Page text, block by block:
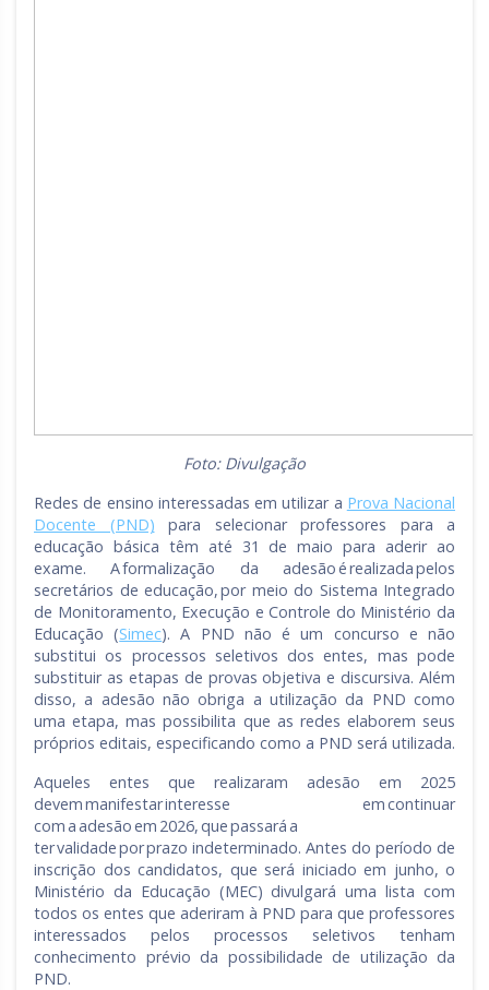
Foto: Divulgação
Redes de ensino interessadas em utilizar a Prova Nacional
Docente (PND) para selecionar professores para a
educação básica têm até 31 de maio para aderir ao
exame. A formalização da adesão é realizada pelos
secretários de educação, por meio do Sistema Integrado
de Monitoramento, Execução e Controle do Ministério da
Educação (Simec). A PND não é um concurso e não
substitui os processos seletivos dos entes, mas pode
substituir as etapas de provas objetiva e discursiva. Além
disso, a adesão não obriga a utilização da PND como
uma etapa, mas possibilita que as redes elaborem seus
próprios editais, especificando como a PND será utilizada.
Aqueles entes que realizaram adesão em 2025
devem manifestar interesse em continuar
com a adesão em 2026, que passará a
ter validade por prazo indeterminado. Antes do período de
inscrição dos candidatos, que será iniciado em junho, o
Ministério da Educação (MEC) divulgará uma lista com
todos os entes que aderiram à PND para que professores
interessados pelos processos seletivos tenham
conhecimento prévio da possibilidade de utilização da
PND.